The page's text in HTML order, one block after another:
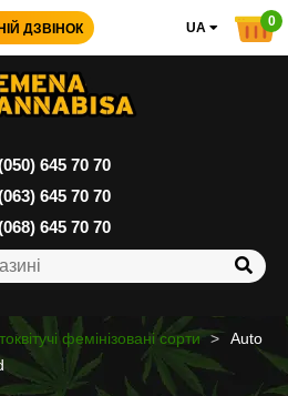
ДЗВІНОК UA 0
645 70 70
645 70 70
645 70 70
фемінізовані сорти
Auto